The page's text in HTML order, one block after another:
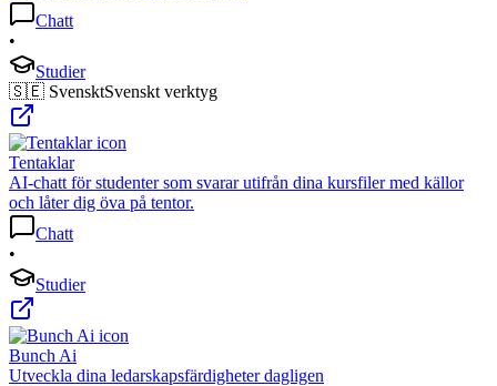
Chatt
•
Studier
🇸🇪 SvensktSvenskt verktyg
Tentaklar
AI-chatt för studenter som svarar utifrån dina kursfiler med källor
och låter dig öva på tentor.
Chatt
•
Studier
Bunch Ai
Utveckla dina ledarskapsfärdigheter dagligen